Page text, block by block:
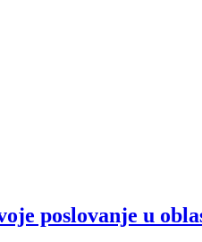
poslovanje u